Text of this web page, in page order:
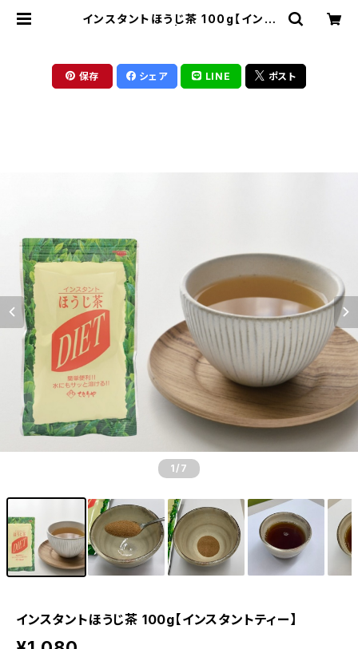
インスタントほうじ茶 100g【インス
保存 シェア LINE ポスト
1 /7
インスタントほうじ茶 100g【インスタントティー】